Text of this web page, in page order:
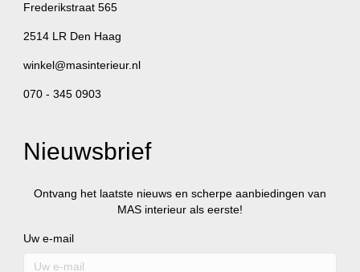
Frederikstraat 565
2514 LR Den Haag
winkel@masinterieur.nl
070 - 345 0903
Nieuwsbrief
Ontvang het laatste nieuws en scherpe aanbiedingen van
MAS interieur als eerste!
Uw e-mail